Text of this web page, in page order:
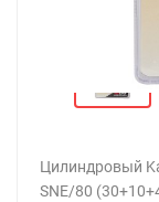
Цилиндровый
SNE/80